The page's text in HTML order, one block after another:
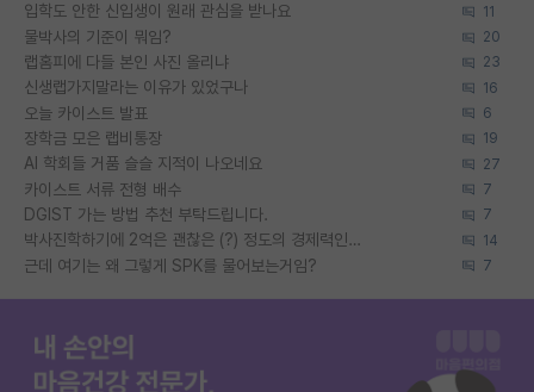
입학도 안한 신입생이 원래 관심을 받나요 11
물박사의 기준이 뭐임? 20
랩홈피에 다들 본인 사진 올리냐 23
신생랩가지말라는 이유가 있었구나 16
오늘 카이스트 발표 6
장학금 모은 랩비통장 19
AI 학회들 거품 슬슬 지적이 나오네요 27
카이스트 서류 전형 배수 7
DGIST 가는 방법 추천 부탁드립니다. 7
박사진학하기에 2억은 괜찮은 (?) 정도의 경제력인가요 14
근데 여기는 왜 그렇게 SPK를 물어보는거임? 7